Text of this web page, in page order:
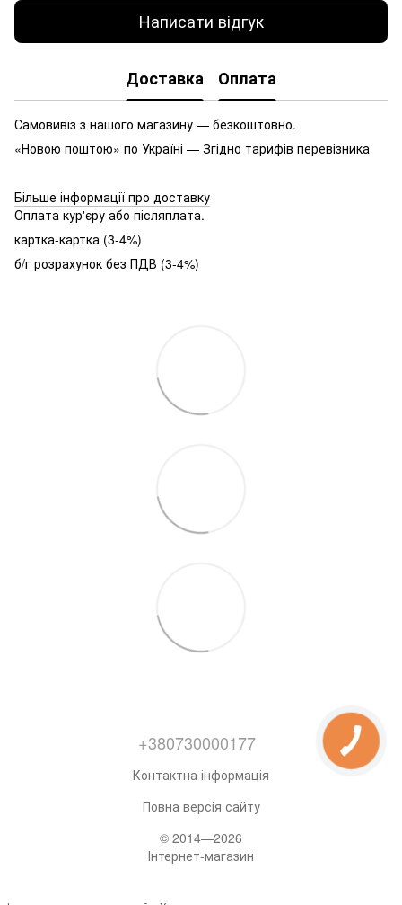
Написати відгук
Доставка Оплата
Самовивіз з нашого магазину — безкоштовно.
«Новою поштою» по Україні — Згідно тарифів перевізника
Більше інформації про доставку
Оплата кур'єру або післяплата.
картка-картка (3-4%)
б/г розрахунок без ПДВ (3-4%)
+380730000177
Контактна інформація
Повна версія сайту
© 2014—2026
Інтернет-магазин